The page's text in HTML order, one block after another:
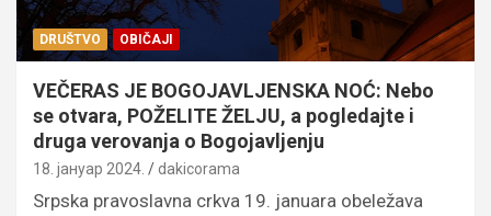
DRUŠTVO OBIČAJI
VEČERAS JE BOGOJAVLJENSKA NOĆ: Nebo
se otvara, POŽELITE ŽELJU, a pogledajte i
druga verovanja o Bogojavljenju
18. јануар 2024. dakicorama
Srpska pravoslavna crkva 19. januara obeležava